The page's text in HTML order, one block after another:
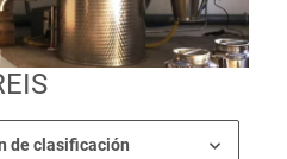
de clasificación